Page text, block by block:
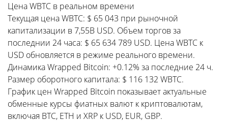
Цена WBTC в реальном времени
Текущая цена WBTC: $ 65 043 при рыночной
капитализации в 7,55B USD. Объем торгов за
последнии 24 часа: $ 65 634 789 USD. Цена WBTC к
USD обновляется в режиме реального времени.
Динамика Wrapped Bitcoin: +0.12% за последние 24 ч.
Размер оборотного капитала: $ 116 132 WBTC.
График цен Wrapped Bitcoin показывает актуальные
обменные курсы фиатных валют к криптовалютам,
включая BTC, ETH и XRP к USD, EUR, GBP.